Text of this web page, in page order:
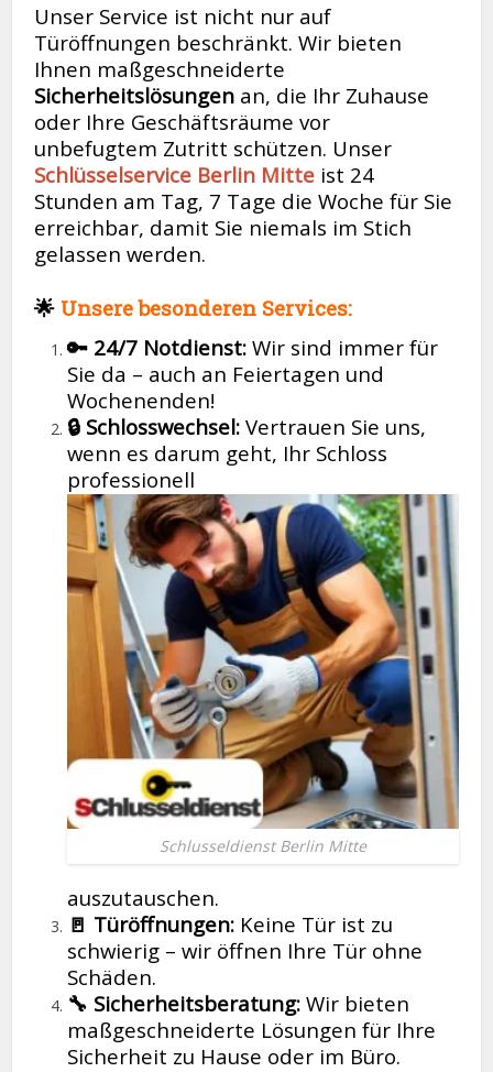
Unser Service ist nicht nur auf
Türöffnungen beschränkt. Wir bieten
Ihnen maßgeschneiderte
Sicherheitslösungen an, die Ihr Zuhause
oder Ihre Geschäftsräume vor
unbefugtem Zutritt schützen. Unser
Schlüsselservice Berlin Mitte ist 24
Stunden am Tag, 7 Tage die Woche für Sie
erreichbar, damit Sie niemals im Stich
gelassen werden.
🌟 Unsere besonderen Services:
🔑 24/7 Notdienst: Wir sind immer für
Sie da – auch an Feiertagen und
Wochenenden!
🔒 Schlosswechsel: Vertrauen Sie uns,
wenn es darum geht, Ihr Schloss
professionell
Schlusseldienst Berlin Mitte
auszutauschen.
🚪 Türöffnungen: Keine Tür ist zu
schwierig – wir öffnen Ihre Tür ohne
Schäden.
🔧 Sicherheitsberatung: Wir bieten
maßgeschneiderte Lösungen für Ihre
Sicherheit zu Hause oder im Büro.